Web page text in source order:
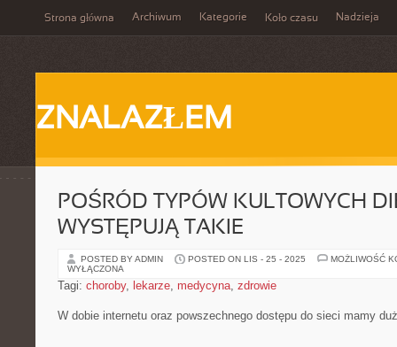
Strona główna Archiwum Kategorie Koło czasu Nadzieja
ZNALAZŁEM
POŚRÓD TYPÓW KULTOWYCH
WYSTĘPUJĄ TAKIE
POSTED BY ADMIN POSTED ON LIS - 25 - 2025
MOŻLIWOŚĆ
WYŁĄCZONA
Tagi: choroby, lekarze, medycyna, zdrowie
W dobie internetu oraz powszechnego dostępu do sieci mamy